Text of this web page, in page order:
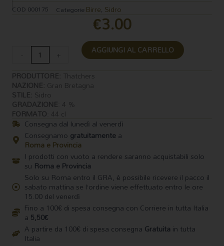
COD 000175 CategorieBirre, Sidro
€3.00
Sidro
Thatchers
Blood
Orange
lattina
44cl
quantità
+
AGGIUNGI AL CARRELLO
PRODUTTORE: Thatchers
NAZIONE: Gran Bretagna
STILE: Sidro
GRADAZIONE : 4 %
FORMATO : 44 cl
Consegna dal lunedì al venerdì
Consegnamo gratuitamentea
Roma e Provincia
I prodotti con vuoto a rendere saranno acquistabili solo
su Roma e Provincia
Solo su Roma entro il GRA, è possibile ricevere il pacco il
sabato mattina se l’ordine viene effettuato entro le ore
15.00 del venerdì
Fino a 100€ di spesa consegna con Corriere in tutta Italia
a 5,50€
A partire da 100€ di spesa consegna Gratuita in tutta
Italia